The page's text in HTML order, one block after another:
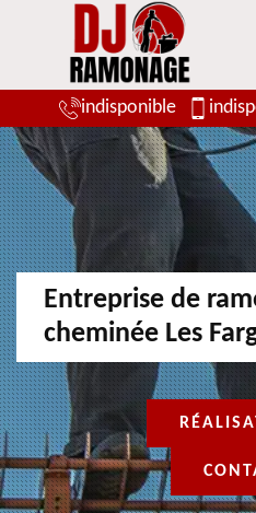
indisponible
Entreprise de
cheminée Les